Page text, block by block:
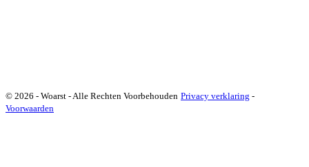
© 2026 - Woarst - Alle Rechten Voorbehouden Privacy verklaring -
Voorwaarden